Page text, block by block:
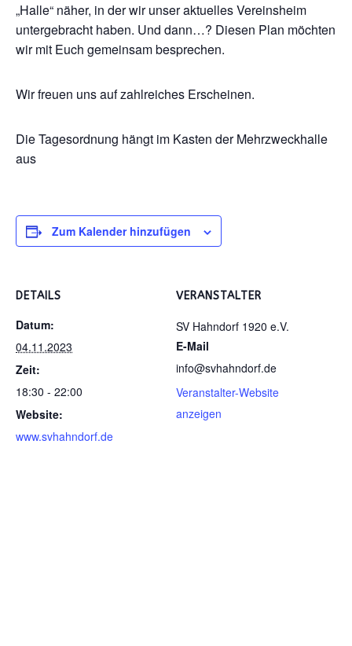
„Halle“ näher, in der wir unser aktuelles Vereinsheim
untergebracht haben. Und dann…? Diesen Plan möchten
wir mit Euch gemeinsam besprechen.
Wir freuen uns auf zahlreiches Erscheinen.
Die Tagesordnung hängt im Kasten der Mehrzweckhalle
aus
Zum Kalender hinzufügen
DETAILS
Datum:
04.11.2023
Zeit:
18:30 - 22:00
Website:
www.svhahndorf.de
VERANSTALTER
SV Hahndorf 1920 e.V.
E-Mail
info@svhahndorf.de
Veranstalter-Website
anzeigen